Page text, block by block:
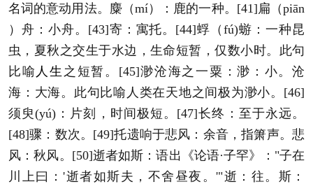
名词的意动用法。麋（mí）：鹿的一种。[41]扁（piān
）舟：小舟。[43]寄：寓托。[44]蜉（fú)蝣：一种昆
虫，夏秋之交生于水边，生命短暂，仅数小时。此句
比喻 人生 之短暂。[45]渺沧海之一粟：渺：小。沧
海：大海。此句比喻人类在天地之间极为渺小。[46]
须臾(yú)：片刻，时间极短。[47]长终：至于永远。
[48]骤：数次。[49]托遗响于悲风：余音，指箫声。悲
风：秋风。[50]逝者如斯：语出《论语·子罕》："子在
川上曰：'逝者如斯夫，不舍昼夜。'"逝：往。斯：